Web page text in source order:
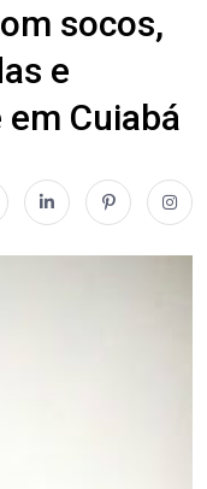
socos,
e
Cuiabá